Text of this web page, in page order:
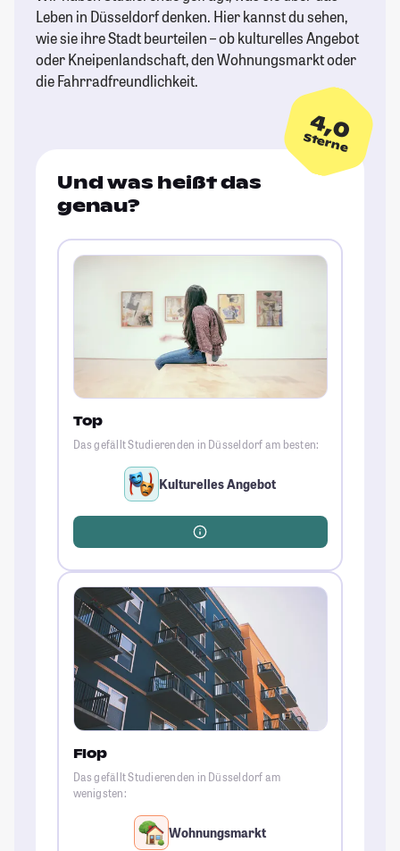
Leben in Düsseldorf denken. Hier kannst du sehen,
wie sie ihre Stadt beurteilen – ob kulturelles Angebot
oder Kneipenlandschaft, den Wohnungsmarkt oder
die Fahrradfreundlichkeit.
4,0
Sterne
Und was heißt das
genau?
Top
Das gefällt Studierenden in Düsseldorf am besten:
Kulturelles Angebot
Flop
Das gefällt Studierenden in Düsseldorf am
wenigsten:
Wohnungsmarkt